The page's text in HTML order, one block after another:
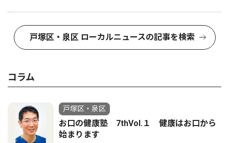
戸塚区・泉区 ローカルニュースの記事を検索
コラム
戸塚区・泉区
お口の健康塾 7thVol.１ 健康はお口から
始まります